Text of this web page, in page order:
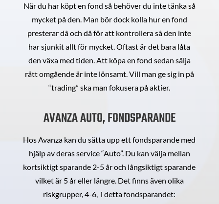
När du har köpt en fond så behöver du inte tänka så
mycket på den. Man bör dock kolla hur en fond
presterar då och då för att kontrollera så den inte
har sjunkit allt för mycket. Oftast är det bara låta
den växa med tiden. Att köpa en fond sedan sälja
rätt omgående är inte lönsamt. Vill man ge sig in på
“trading” ska man fokusera på aktier.
AVANZA AUTO, FONDSPARANDE
Hos Avanza kan du sätta upp ett fondsparande med
hjälp av deras service “Auto”. Du kan välja mellan
kortsiktigt sparande 2-5 år och långsiktigt sparande
vilket är 5 år eller längre. Det finns även olika
riskgrupper, 4-6, i detta fondsparandet: